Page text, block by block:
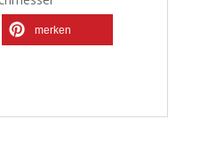
merken